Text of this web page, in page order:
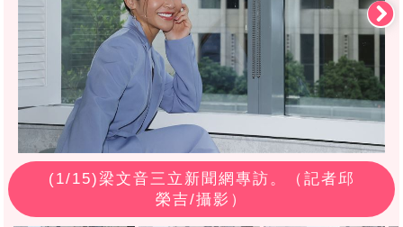
(1/15)梁文音三立新聞網專訪。（記者邱
榮吉/攝影）